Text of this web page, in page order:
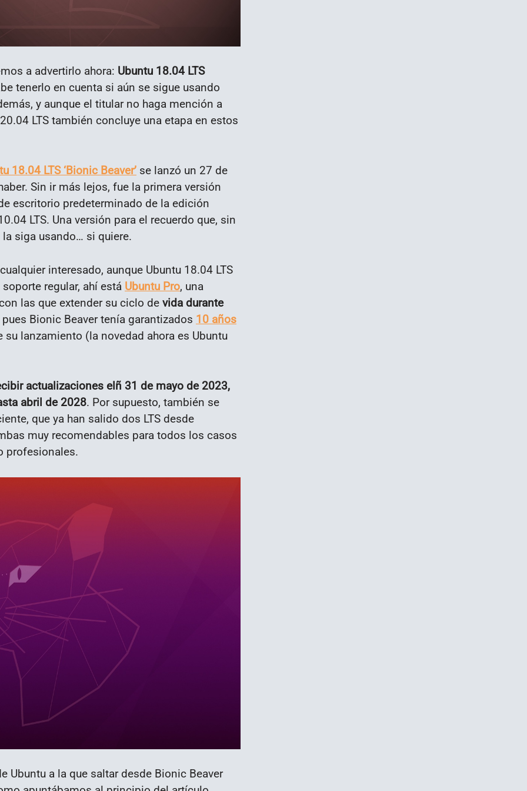
a advertirlo ahora: Ubuntu 18.04 LTS
tenerlo en cuenta si aún se sigue usando
y aunque el titular no haga mención a
LTS también concluye una etapa en estos
18.04 LTS ‘Bionic Beaver’ se lanzó un 27 de
Sin ir más lejos, fue la primera versión
escritorio predeterminado de la edición
LTS. Una versión para el recuerdo que, sin
siga usando… si quiere.
interesado, aunque Ubuntu 18.04 LTS
regular, ahí está Ubuntu Pro, una
las que extender su ciclo de vida durante
Bionic Beaver tenía garantizados 10 años
lanzamiento (la novedad ahora es Ubuntu
actualizaciones elñ 31 de mayo de 2023,
abril de 2028. Por supuesto, también se
que ya han salido dos LTS desde
muy recomendables para todos los casos
profesionales.
Ubuntu a la que saltar desde Bionic Beaver